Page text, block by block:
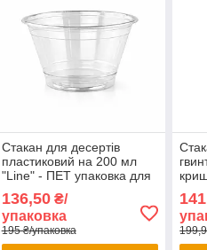
Стакан для десертів
пластиковий на 200 мл
"Line" - ПЕТ упаковка для
136,50₴/
упаковка
195 ₴/упаковка